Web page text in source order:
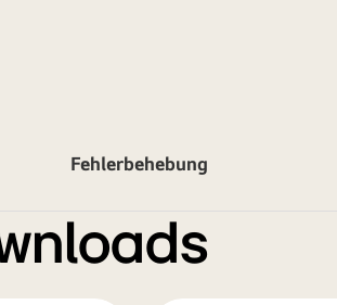
Fehlerbehebung